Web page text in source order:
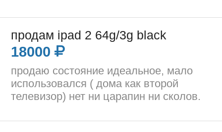
продам ipad 2 64g/3g black
18000
продаю состояние идеальное, мало
использовался ( дома как второй
телевизор) нет ни царапин ни сколов.